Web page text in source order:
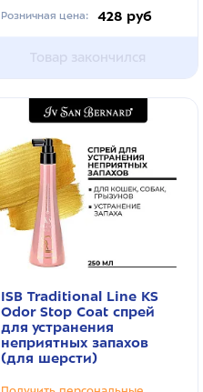
Розничная цена: 428 руб
Товар закончился
ISB Traditional Line KS
Odor Stop Coat спрей
для устранения
неприятных запахов
(для шерсти)